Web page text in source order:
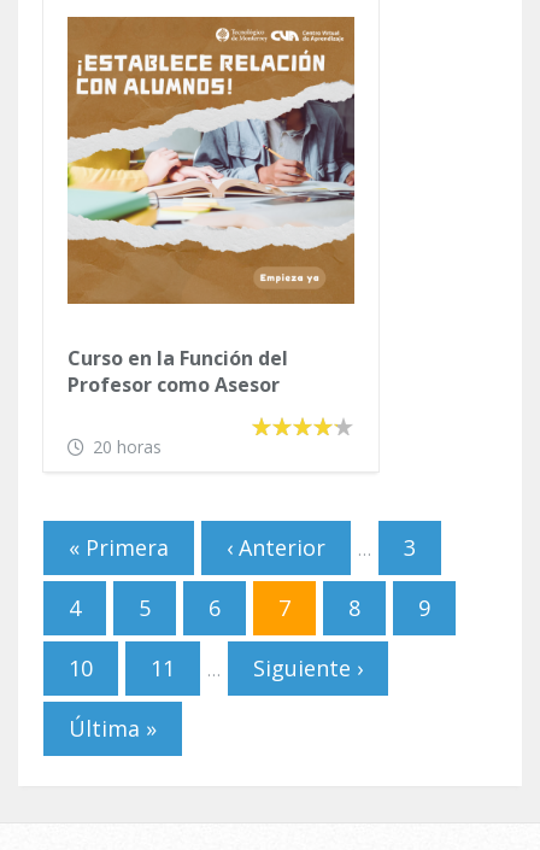
Curso en la Función del
Profesor como Asesor
20 horas
Páginas
« Primera ‹ Anterior … 3
4 5 6 7 8 9
10 11 … Siguiente ›
Última »